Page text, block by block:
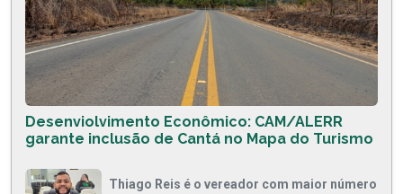
Desenviolvimento Econômico: CAM/ALERR
garante inclusão de Cantá no Mapa do Turismo
Thiago Reis é o vereador com maior número